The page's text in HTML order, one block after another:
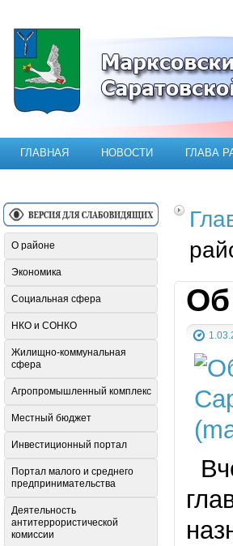
Официальный сайт
ГЛАВНАЯ НОВОСТИ ГЛАВА
Об
О районе
Экономика
Социальная сфера
НКО и СОНКО
Жилищно-коммунальная
сфера
Агропромышленный комплекс
Местный бюджет
Инвестиционный портал
Портал малого и среднего
предпринимательства
Деятельность
антитеррористической
комиссии